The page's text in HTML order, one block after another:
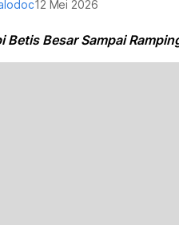
12 Mei 2026
Betis Besar Sampai